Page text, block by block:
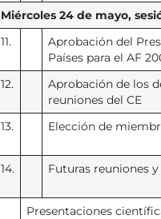
Miércoles 24 de mayo,
11.
Aprobación del
Países para el AF
12.
Aprobación de los
reuniones del CE
13. Elección de
14. Futuras reuniones
Presentaciones